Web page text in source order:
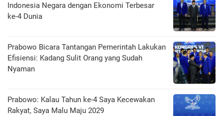
Indonesia Negara dengan Ekonomi Terbesar
ke-4 Dunia
Prabowo Bicara Tantangan Pemerintah Lakukan
Efisiensi: Kadang Sulit Orang yang Sudah
Nyaman
Prabowo: Kalau Tahun ke-4 Saya Kecewakan
Rakyat, Saya Malu Maju 2029